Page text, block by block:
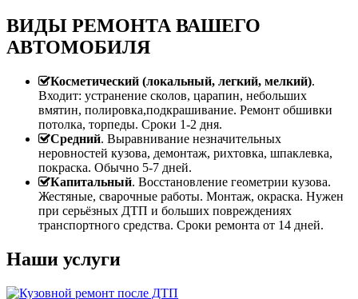
ВИДЫ РЕМОНТА ВАШЕГО
АВТОМОБИЛЯ
Косметический (локальный, легкий, мелкий).
Входит: устранение сколов, царапин, небольших
вмятин, полировка,подкрашивание. Ремонт обшивки
потолка, торпеды. Сроки 1-2 дня.
Средний. Выравнивание незначительных
неровностей кузова, демонтаж, рихтовка, шпаклевка,
покраска. Обычно 5-7 дней.
Капитальный. Восстановление геометрии кузова.
Жестяные, сварочные работы. Монтаж, окраска. Нужен
при серьёзных ДТП и больших повреждениях
транспортного средства. Сроки ремонта от 14 дней.
Наши услуги